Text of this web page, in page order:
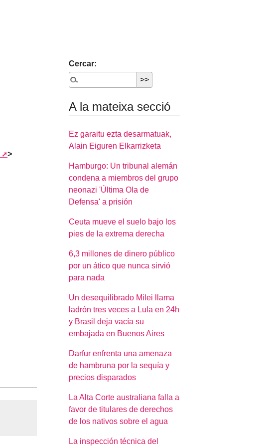
>
Cercar:
A la mateixa secció
Ez garaitu ezta desarmatuak,
Alain Eiguren Elkarrizketa
Hamburgo: Un tribunal alemán
condena a miembros del grupo
neonazi 'Última Ola de
Defensa' a prisión
Ceuta mueve el suelo bajo los
pies de la extrema derecha
6,3 millones de dinero público
por un ático que nunca sirvió
para nada
Un desequilibrado Milei llama
ladrón tres veces a Lula en 24h
y Brasil deja vacía su
embajada en Buenos Aires
Darfur enfrenta una amenaza
de hambruna por la sequía y
precios disparados
La Alta Corte australiana falla a
favor de titulares de derechos
de los nativos sobre el agua
La inspección técnica del